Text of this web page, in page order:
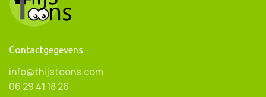
Contactgegevens
info@thijstoons.com
06 29 41 18 26